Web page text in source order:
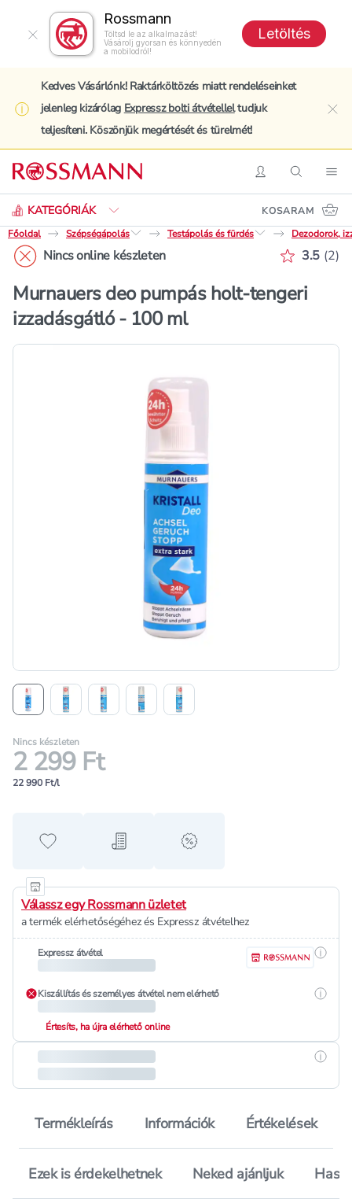
Rossmann
Töltsd le az alkalmazást!
Vásárolj gyorsan és könnyedén
a mobilodról!
Letöltés
Kedves Vásárlónk! Raktárköltözés miatt rendeléseinket
jelenleg kizárólag Expressz bolti átvételleltudjuk
teljesíteni. Köszönjük megértését és türelmét!
BelépésKeresés
KATEGÓRIÁK
Keresés
KOSARAM
Főoldal
Szépségápolás Testápolás és fürdés Dezodorok,
Nincs online készleten 3.5 (2)
Murnauers deo pumpás holt-tengeri
izzadásgátló - 100 ml
Nincs készleten
2 299 Ft
22 990 Ft/l
Hozzáadás a kedvencekhez
Hozzáadás a bevásárló listához
alert when on sale
Válassz egy Rossmann üzletet
a termék elérhetőségéhez és Expressz átvételhez
Expressz átvétel
Kiszállítás és személyes átvétel nem elérhető
Értesíts, ha újra elérhető online
Termékleírás Információk Értékelések
Ezek is érdekelhetnek Neked ajánljuk